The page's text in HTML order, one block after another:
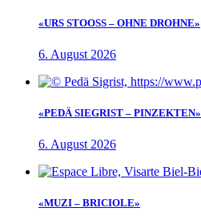
«URS STOOSS – OHNE DROHNE»
6. August 2026
«PEDÄ SIEGRIST – PINZEKTEN»
6. August 2026
«MUZI – BRICIOLE»